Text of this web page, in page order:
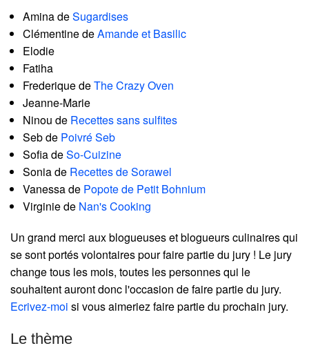
Amina deSugardises
Clémentine deAmande et Basilic
Elodie
Fatiha
Frederique deThe Crazy Oven
Jeanne-Marie
Ninou de Recettes sans sulfites
Seb de Poivré Seb
Sofia deSo-Cuizine
Sonia de Recettes de Sorawel
Vanessa de Popote de Petit Bohnium
Virginie de Nan's Cooking
Un grand merci aux blogueuses et blogueurs culinaires qui
se sont portés volontaires pour faire partie du jury ! Le jury
change tous les mois, toutes les personnes qui le
souhaitent auront donc l'occasion de faire partie du jury.
Ecrivez-moi si vous aimeriez faire partie du prochain jury.
Le thème